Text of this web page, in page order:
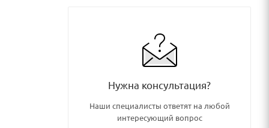
Нужна консультация?
Наши специалисты ответят на любой
интересующий вопрос